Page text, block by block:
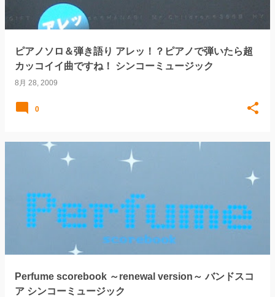
ピアノソロ＆弾き語り アレッ！？ピアノで弾いたら超
カッコイイ曲ですね！ シンコーミュージック
8月 28, 2009
0
Perfume scorebook ～renewal version～ バンドスコ
ア シンコーミュージック